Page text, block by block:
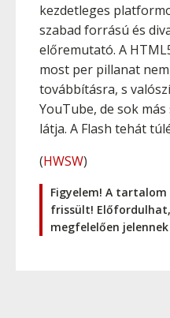
kezdetleges
szabad forrású és
előremutató. A
most per pillanat
továbbításra, s
YouTube, de sok
látja. A Flash tehát
(HWSW)
Figyelem! A tartalom
frissült!
megfelelően